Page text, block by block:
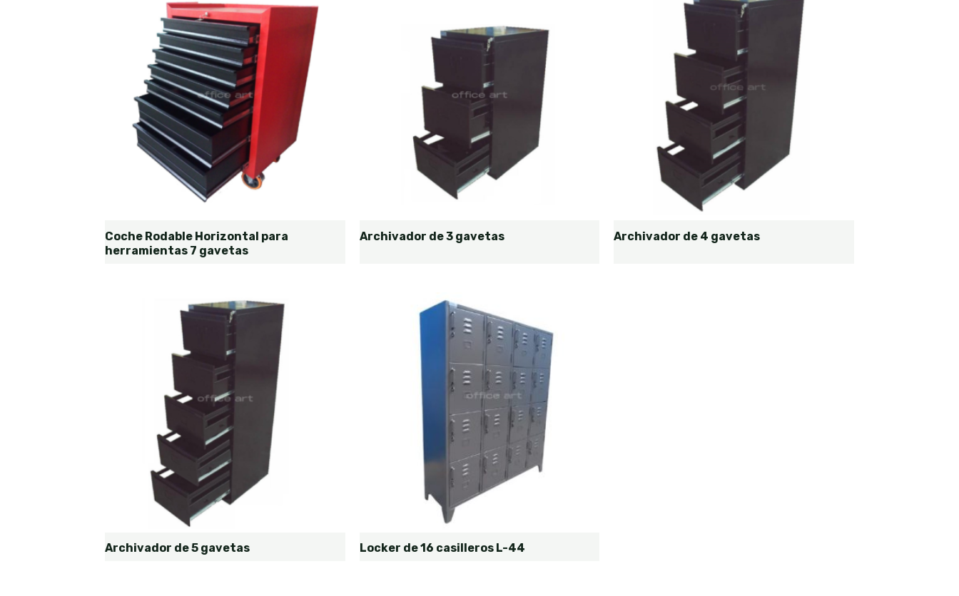
Coche Rodable Horizontal para
herramientas 7 gavetas
Archivador de 3 gavetas Archivador de 4 gavetas
Archivador de 5 gavetas Locker de 16 casilleros L-44